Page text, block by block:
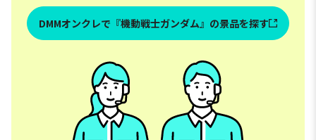
DMMオンクレで『機動戦士ガンダム』の景品を探す